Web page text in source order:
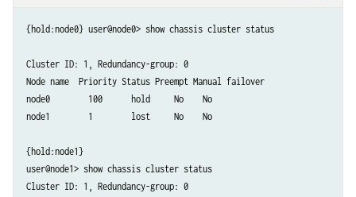
{hold:node0} user@node0> show chassis cluster status
Cluster ID: 1, Redundancy-group: 0
Node name  Priority Status Preempt Manual failover
node0        100      hold     No    No
node1        1        lost     No    No
{hold:node1}
user@node1> show chassis cluster status
Cluster ID: 1, Redundancy-group: 0